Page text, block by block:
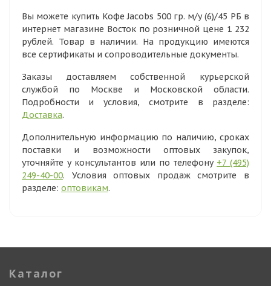
Вы можете купить Кофе Jacobs 500 гр. м/у (6)/45 РБ в
интернет магазине Восток по розничной цене 1 232
рублей. Товар в наличии. На продукцию имеются
все сертификаты и сопроводительные документы.
Заказы доставляем собственной курьерской
службой по Москве и Московской области.
Подробности и условия, смотрите в разделе:
Доставка.
Дополнительную информацию по наличию, сроках
поставки и возможности оптовых закупок,
уточняйте у консультантов или по телефону +7 (495)
249-40-00. Условия оптовых продаж смотрите в
разделе: оптовикам.
Каталог